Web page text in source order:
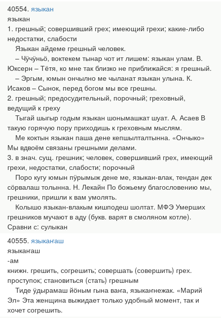
40554 языкан
языкан
1. грешный; совершивший грех; имеющий грехи; какие-либо
недостатки, слабости
Языкан айдеме грешный человек.
– Чӱчӱньӧ, воктекем тынар чот ит лишем: языкан улам. В.
Юксерн – Тётя, ко мне так близко не приближайся: я грешный.
– Эргым, юмын ончылно ме чыланат языкан улына. К.
Исаков – Сынок, перед богом мы все грешны.
2. грешный; предосудительный, порочный; греховный,
ведущий к греху
Тыгай шыгыр годым языкан шонымашкат шуат. А. Асаев В
такую горячую пору приходишь к греховным мыслям.
Ме коктын языкан паша дене кепшылталтынна. «Ончыко»
Мы вдвоём связаны грешными делами.
3. в знач. сущ. грешник; человек, совершивший грех, имеющий
грехи, недостатки, слабости; порочный
Поро кугу юмын пӱрымыж дене ме, языкан-влак, тендан дек
сӧрвалаш толынна. Н. Лекайн По божьему благословению мы,
грешники, пришли к вам умолять.
Колышо языкан-влакым кишподеш шолтат. МФЭ Умерших
грешников мучают в аду (букв. варят в смоляном котле).
Сравни с: сулыкан
40555 языкаҥаш
языкаҥаш
-ам
книжн. грешить, согрешить; совершать (совершить) грех.
проступок; становиться (стать) грешным
Тиде ӱдырамаш йӧным гына ваҥа, языкаҥнежак. «Марий
Эл» Эта женщина выжидает только удобный момент, так и
хочет согрешить.